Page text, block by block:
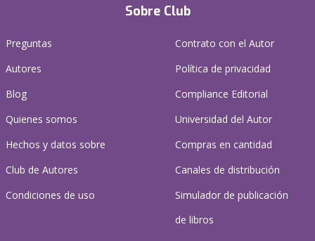
Sobre Club
Preguntas
Autores
Blog
Quienes somos
Hechos y datos sobre
Club de Autores
Condiciones de uso
Contrato con el Autor
Política de privacidad
Compliance Editorial
Universidad del Autor
Compras en cantidad
Canales de distribución
Simulador de publicación
de libros